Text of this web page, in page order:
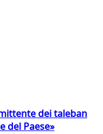
dei taleban
del Paese»